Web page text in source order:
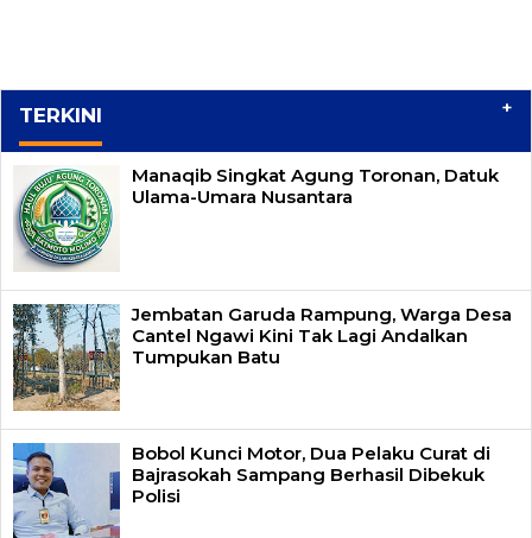
TERKINI +
Manaqib Singkat Agung Toronan, Datuk
Ulama-Umara Nusantara
Jembatan Garuda Rampung, Warga Desa
Cantel Ngawi Kini Tak Lagi Andalkan
Tumpukan Batu
Bobol Kunci Motor, Dua Pelaku Curat di
Bajrasokah Sampang Berhasil Dibekuk
Polisi